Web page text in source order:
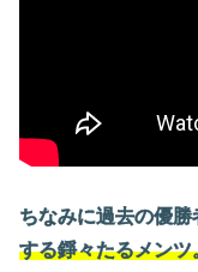
ちなみに過去の優勝
する錚々たるメンツ